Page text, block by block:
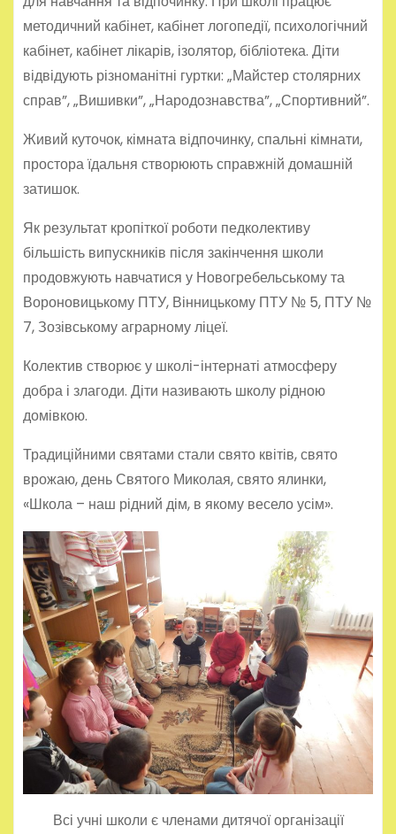
методичний кабінет, кабінет логопедії, психологічний
кабінет, кабінет лікарів, ізолятор, бібліотека. Діти
відвідують різноманітні гуртки: „Майстер столярних
справ”, „Вишивки”, „Народознавства”, „Спортивний”.
Живий куточок, кімната відпочинку, спальні кімнати,
простора їдальня створюють справжній домашній
затишок.
Як результат кропіткої роботи педколективу
більшість випускників після закінчення школи
продовжують навчатися у Новогребельському та
Вороновицькому ПТУ, Вінницькому ПТУ № 5, ПТУ №
7, Зозівському аграрному ліцеї.
Колектив створює у школі-інтернаті атмосферу
добра і злагоди. Діти називають школу рідною
домівкою.
Традиційними святами стали свято квітів, свято
врожаю, день Святого Миколая, свято ялинки,
«Школа – наш рідний дім, в якому весело усім».
Всі учні школи є членами дитячої організації